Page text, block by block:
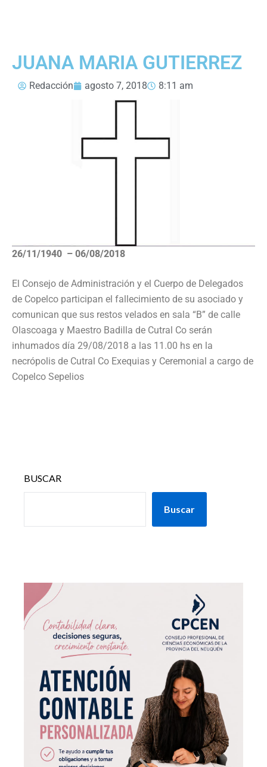
JUANA MARIA GUTIERREZ
Redacción agosto 7, 2018 8:11 am
26/11/1940 – 06/08/2018
El Consejo de Administración y el Cuerpo de Delegados
de Copelco participan el fallecimiento de su asociado y
comunican que sus restos velados en sala “B” de calle
Olascoaga y Maestro Badilla de Cutral Co serán
inhumados día 29/08/2018 a las 11.00 hs en la
necrópolis de Cutral Co Exequias y Ceremonial a cargo de
Copelco Sepelios
BUSCAR
Buscar